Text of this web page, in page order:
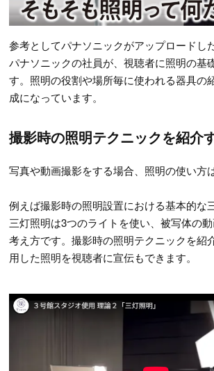
参考としてパナソニックがアップロードし
パナソニックの社員が、視聴者に照明の基
す。照明の役割や場所毎に使われる器具の
成になっています。
撮影時の照明テクニックを紹介
写真や動画撮影をする場合、照明の使い方
例えば撮影時の照明設置における基本的な
三灯照明は3つのライトを使い、被写体の
考え方です。撮影時の照明テクニックを紹
用した照明を視聴者に宣伝もできます。